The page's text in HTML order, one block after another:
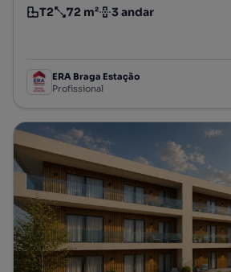
Tipologia
T2
Preço por metro quadrado
72 m²
Andar 3 andar
ERA Braga Estação
Profissional